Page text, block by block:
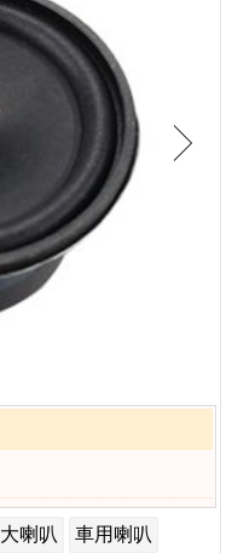
大喇叭 車用喇叭